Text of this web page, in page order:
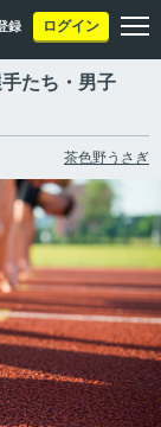
録 ログイン
たち・男子
茶色野うさぎ